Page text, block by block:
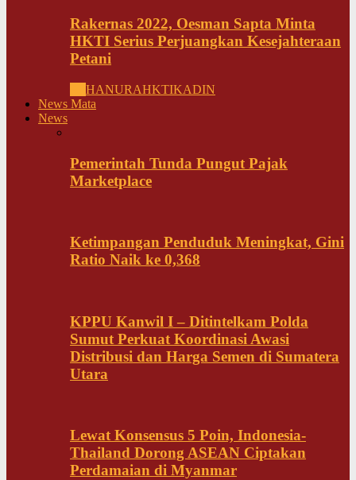
Rakernas 2022, Oesman Sapta Minta
HKTI Serius Perjuangkan Kesejahteraan
Petani
HANURAHKTIKADIN
News Mata
News
Pemerintah Tunda Pungut Pajak
Marketplace
Ketimpangan Penduduk Meningkat, Gini
Ratio Naik ke 0,368
KPPU Kanwil I – Ditintelkam Polda
Sumut Perkuat Koordinasi Awasi
Distribusi dan Harga Semen di Sumatera
Utara
Lewat Konsensus 5 Poin, Indonesia-
Thailand Dorong ASEAN Ciptakan
Perdamaian di Myanmar